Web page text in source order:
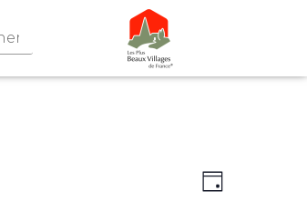
Navigation
par
de
Jour